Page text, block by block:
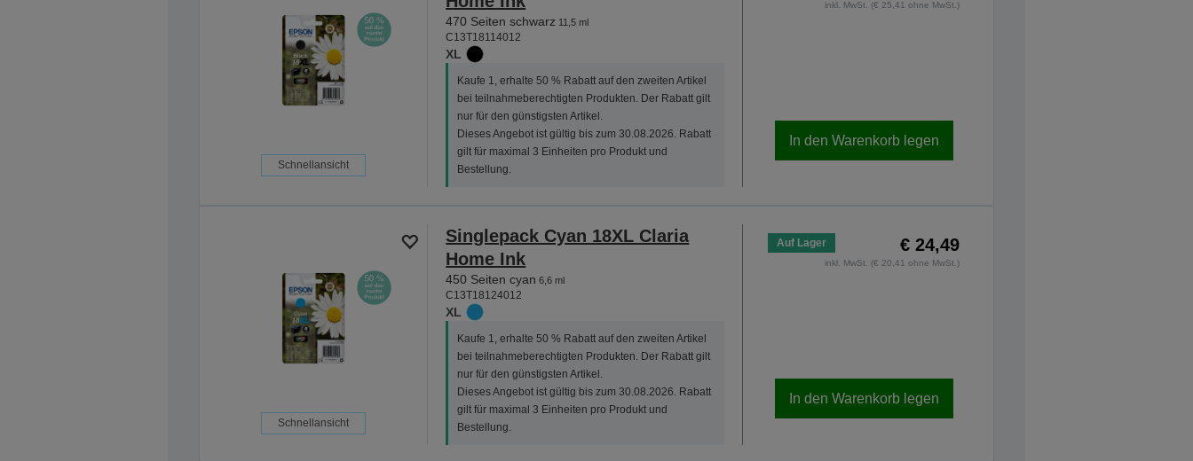
Schnellansicht
470 Seiten schwarz 11,5 ml
C13T18114012
XL
Kaufe 1, erhalte 50 % Rabatt auf den zweiten Artikel
bei teilnahmeberechtigten Produkten. Der Rabatt gilt
nur für den günstigsten Artikel.
Dieses Angebot ist gültig bis zum 30.08.2026. Rabatt
gilt für maximal 3 Einheiten pro Produkt und
Bestellung.
inkl. MwSt. (€ 25,41 ohne MwSt.)
In den Warenkorb legen
Schnellansicht
Singlepack Cyan 18XL Claria
Home Ink
450 Seiten cyan 6,6 ml
C13T18124012
XL
Kaufe 1, erhalte 50 % Rabatt auf den zweiten Artikel
bei teilnahmeberechtigten Produkten. Der Rabatt gilt
nur für den günstigsten Artikel.
Dieses Angebot ist gültig bis zum 30.08.2026. Rabatt
gilt für maximal 3 Einheiten pro Produkt und
Bestellung.
Auf Lager € 24,49
inkl. MwSt. (€ 20,41 ohne MwSt.)
In den Warenkorb legen